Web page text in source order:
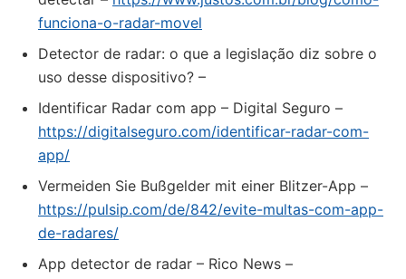
funciona-o-radar-movel
Detector de radar: o que a legislação diz sobre o
uso desse dispositivo? –
Identificar Radar com app – Digital Seguro –
https://digitalseguro.com/identificar-radar-com-
app/
Vermeiden Sie Bußgelder mit einer Blitzer-App –
https://pulsip.com/de/842/evite-multas-com-app-
de-radares/
App detector de radar – Rico News –